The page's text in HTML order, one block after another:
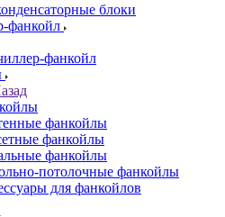
блоки
фанкойл
фанкойл
фанкойлы
фанкойлы
фанкойлы
потолочные фанкойлы
для фанкойлов